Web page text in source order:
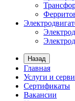
Назад
Главная
Услуги и
Сертификаты
Вакансии